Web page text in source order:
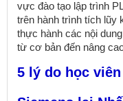
vực đào tạo lập trình
trên hành trình tích lũy
thực hành các nội
từ cơ bản đến nâng
5 lý do học